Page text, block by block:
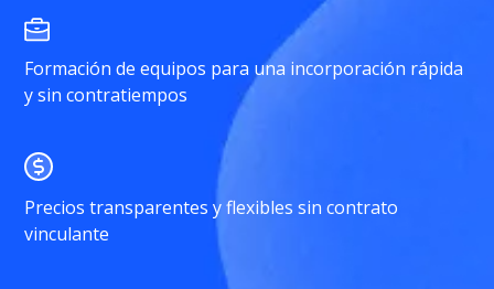
Formación de equipos para una incorporación rápida
y sin contratiempos
Precios transparentes y flexibles sin contrato
vinculante